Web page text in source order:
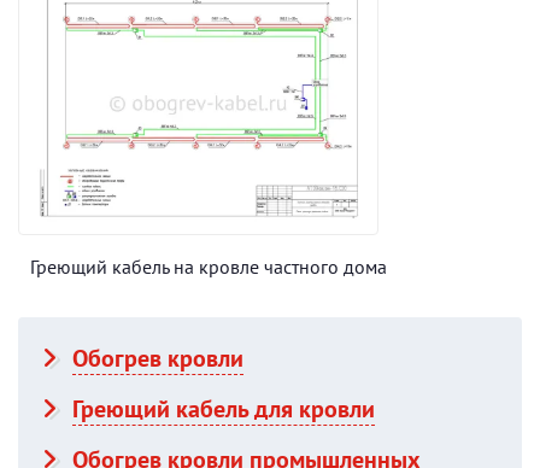
Греющий кабель на кровле частного дома
Обогрев кровли
Греющий кабель для кровли
Обогрев кровли промышленных